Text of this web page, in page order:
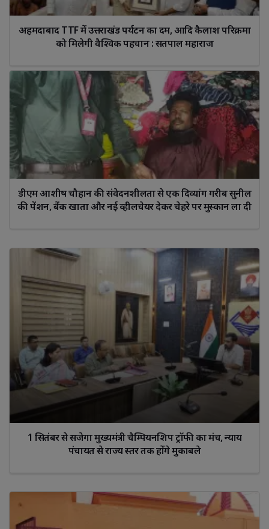
अहमदाबाद TTF में उत्तराखंड पर्यटन का दम, आदि कैलाश परिक्रमा
को मिलेगी वैश्विक पहचान : सतपाल महाराज
डीएम आशीष चौहान की संवेदनशीलता से एक दिव्यांग गरीब सुनील
की पेंशन, बैंक खाता और नई व्हीलचेयर देकर चेहरे पर मुस्कान ला दी
1 सितंबर से सजेगा मुख्यमंत्री चैम्पियनशिप ट्रॉफी का मंच, न्याय
पंचायत से राज्य स्तर तक होंगे मुकाबले